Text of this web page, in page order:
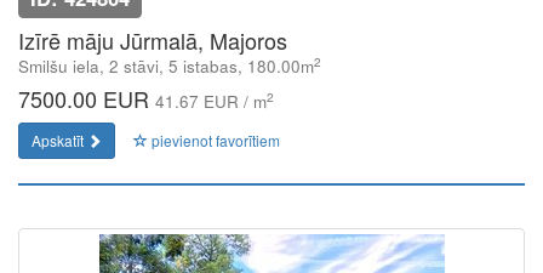
Izīrē māju Jūrmalā, Majoros
Smilšu iela, 2 stāvi, 5 istabas, 180.00m2
7500.00 EUR 41.67 EUR / m2
Apskatīt pievienot favorītiem